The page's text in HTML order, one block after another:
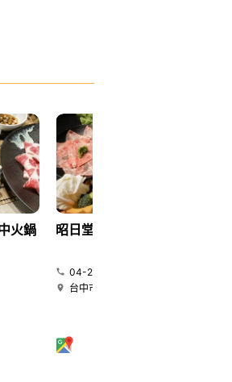
火鍋 昭日堂鍋煮｜台中火鍋
04-22580269
台中市南屯區大墩十一街345號